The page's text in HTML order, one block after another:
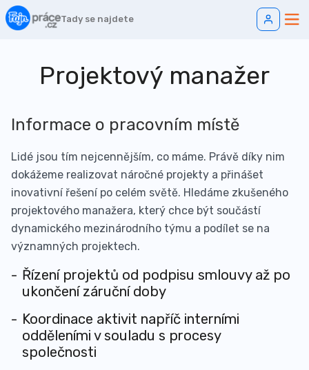
Tady se najdete
Projektový manažer
Informace o pracovním místě
Lidé jsou tím nejcennějším, co máme. Právě díky nim
dokážeme realizovat náročné projekty a přinášet
inovativní řešení po celém světě. Hledáme zkušeného
projektového manažera, který chce být součástí
dynamického mezinárodního týmu a podílet se na
významných projektech.
Řízení projektů od podpisu smlouvy až po
ukončení záruční doby
Koordinace aktivit napříč interními
odděleními v souladu s procesy
společnosti